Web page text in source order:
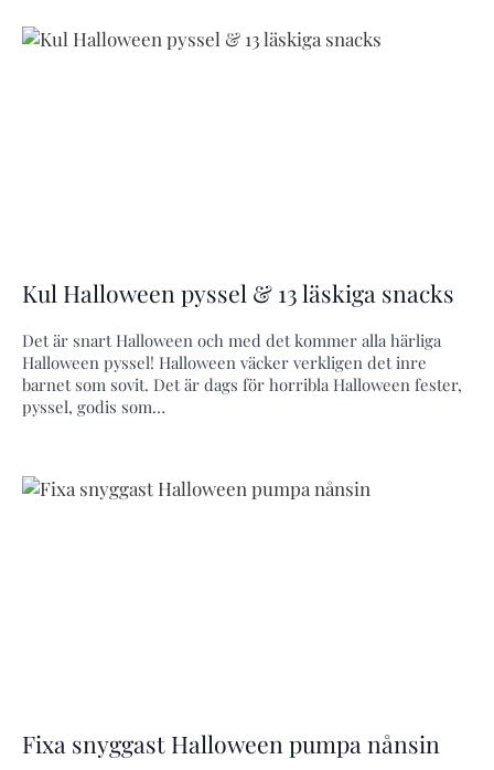
Kul Halloween pyssel & 13 läskiga snacks
Det är snart Halloween och med det kommer alla härliga
Halloween pyssel! Halloween väcker verkligen det inre
barnet som sovit. Det är dags för horribla Halloween fester,
pyssel, godis som…
Fixa snyggast Halloween pumpa nånsin